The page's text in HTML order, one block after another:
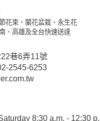
花束、蘭花盆栽、永生花
、高雄及全台快速送達
巷6弄11號
2545-6253
8:30 a.m. - 12:30